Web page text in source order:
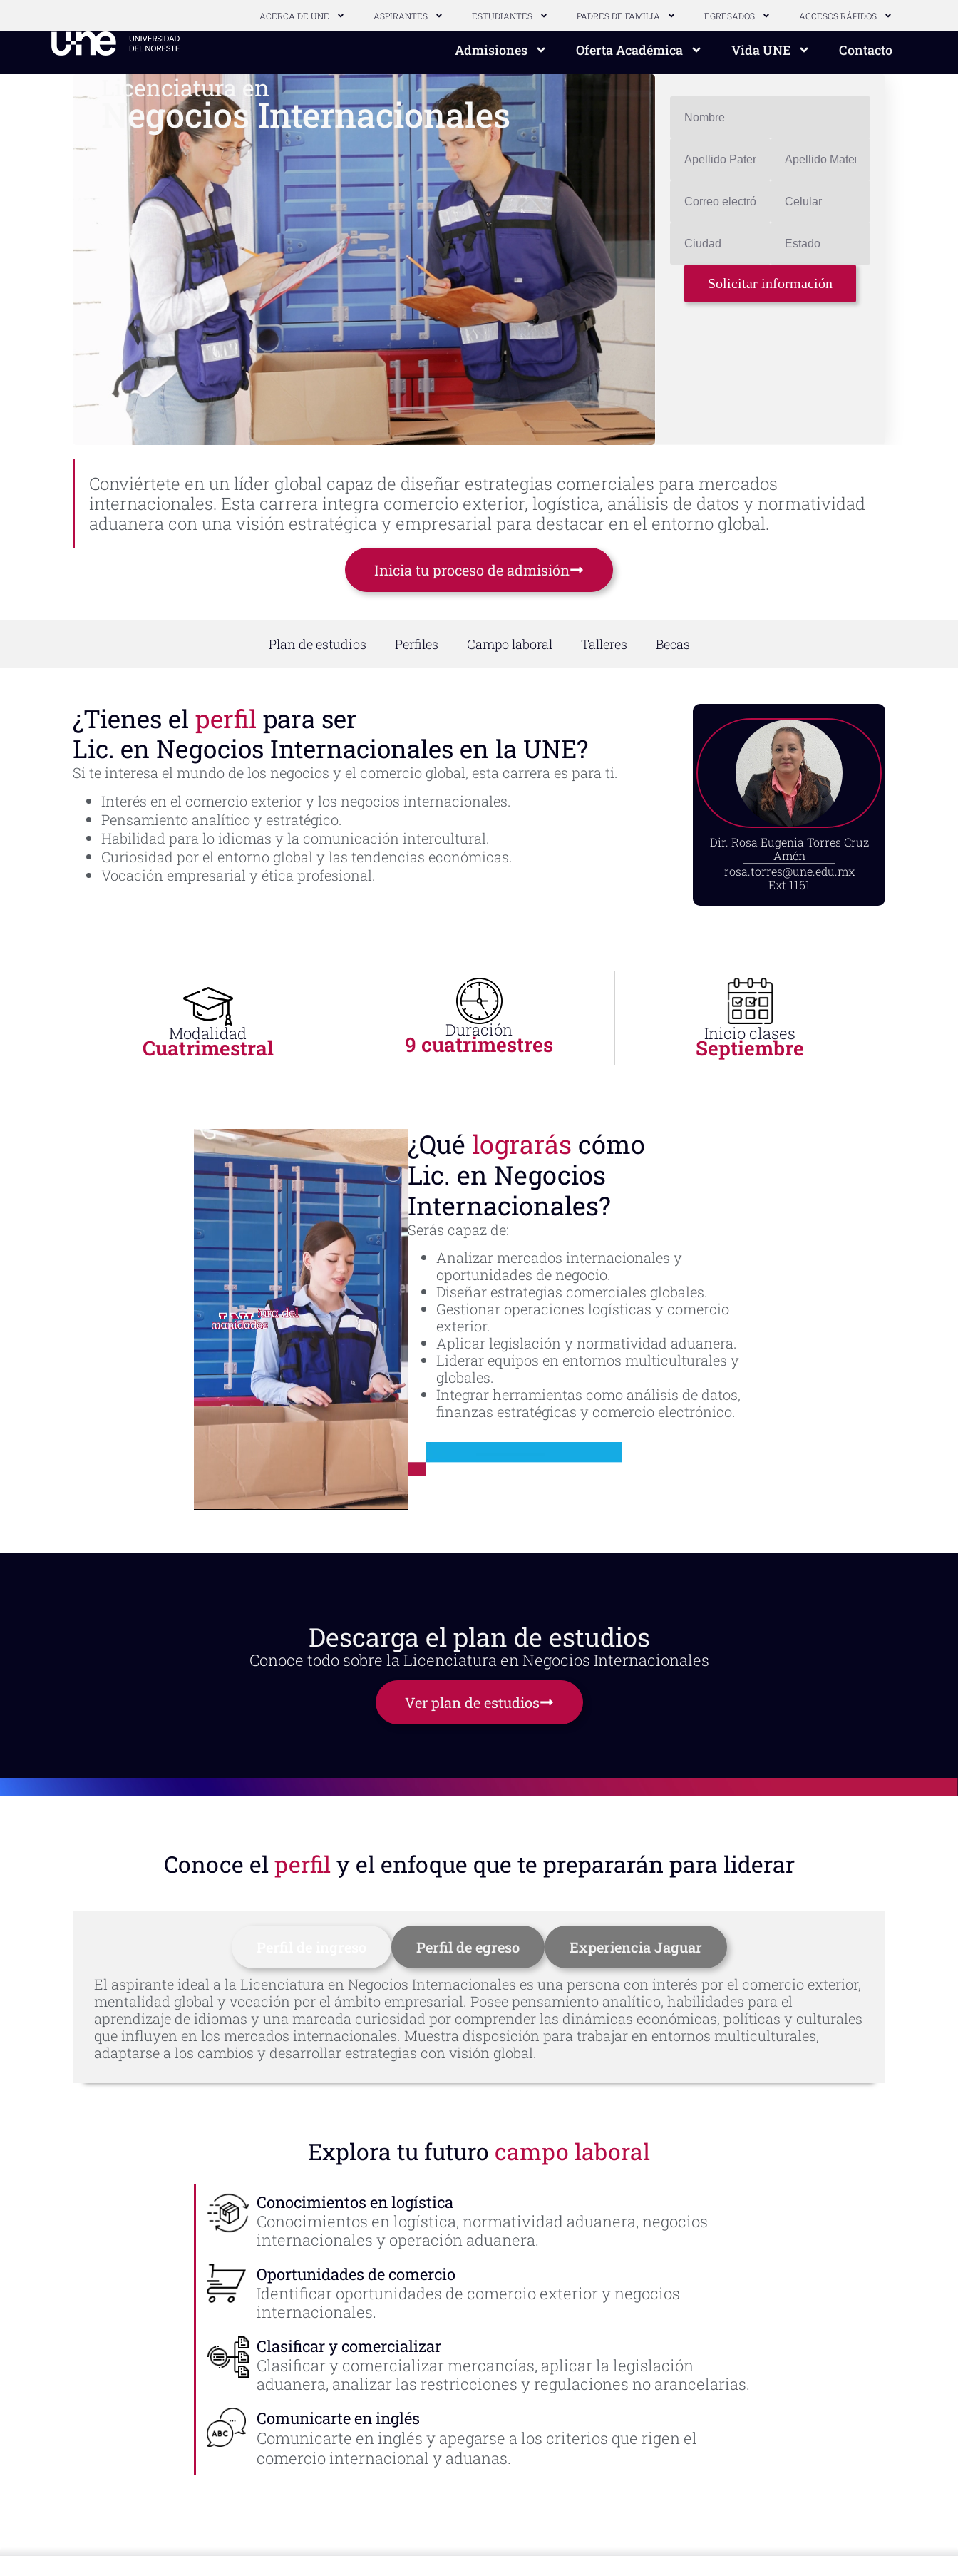
ACERCA DE UNE ASPIRANTES ESTUDIANTES PADRES DE FAMILIA EGRESADOS ACCESOS RÁPIDOS
Admisiones Oferta Académica Vida UNE Contacto
Licenciatura en
Negocios Internacionales
Conviértete en un líder global capaz de diseñar estrategias comerciales para mercados
internacionales. Esta carrera integra comercio exterior, logística, análisis de datos y normatividad
aduanera con una visión estratégica y empresarial para destacar en el entorno global.
Inicia tu proceso de admisión
Plan de estudios Perfiles Campo laboral Talleres Becas
¿Tienes el perfil para ser
Lic. en Negocios Internacionales en la UNE?
Si te interesa el mundo de los negocios y el comercio global, esta carrera es para ti.
Interés en el comercio exterior y los negocios internacionales.
Pensamiento analítico y estratégico.
Habilidad para lo idiomas y la comunicación intercultural.
Curiosidad por el entorno global y las tendencias económicas.
Vocación empresarial y ética profesional.
Dir. Rosa Eugenia Torres Cruz
Amén
rosa.torres@une.edu.mx
Ext 1161
Modalidad
Cuatrimestral
Duración
9 cuatrimestres Inicio clases
Septiembre
¿Qué lograrás cómo
Lic. en Negocios
Internacionales?
Serás capaz de:
Analizar mercados internacionales y
oportunidades de negocio.
Diseñar estrategias comerciales globales.
Gestionar operaciones logísticas y comercio
exterior.
Aplicar legislación y normatividad aduanera.
Liderar equipos en entornos multiculturales y
globales.
Integrar herramientas como análisis de datos,
finanzas estratégicas y comercio electrónico.
Descarga el plan de estudios
Conoce todo sobre la Licenciatura en Negocios Internacionales
Ver plan de estudios
Conoce elperfily el enfoque que te prepararán para liderar
Perfil de egreso
Experiencia Jaguar
El aspirante ideal a la Licenciatura en Negocios Internacionales es una persona con interés por el comercio exterior,
mentalidad global y vocación por el ámbito empresarial. Posee pensamiento analítico, habilidades para el
aprendizaje de idiomas y una marcada curiosidad por comprender las dinámicas económicas, políticas y culturales
que influyen en los mercados internacionales. Muestra disposición para trabajar en entornos multiculturales,
adaptarse a los cambios y desarrollar estrategias con visión global.
Explora tu futuro campo laboral
Conocimientos en logística
Conocimientos en logística, normatividad aduanera, negocios
internacionales y operación aduanera​.
Oportunidades de comercio
Identificar oportunidades de comercio exterior y negocios
internacionales.
Clasificar y comercializar
Clasificar y comercializar mercancías, aplicar la legislación
aduanera, analizar las restricciones y regulaciones no arancelarias.
Comunicarte en inglés
Comunicarte en inglés y apegarse a los criterios que rigen el
comercio internacional y aduanas.